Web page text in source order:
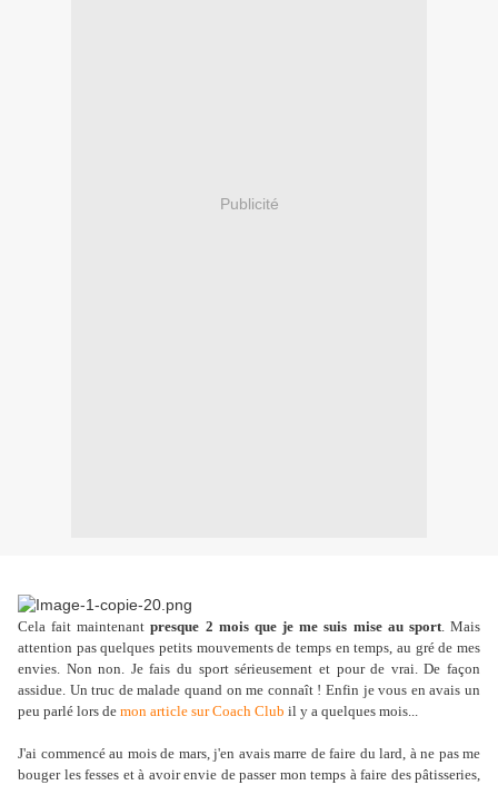
Publicité
Cela fait maintenantpresque 2 mois que je me suis mise au sport. Mais
attention pas quelques petits mouvements de temps en temps, au gré de mes
envies. Non non. Je fais du sport sérieusement et pour de vrai. De façon
assidue. Un truc de malade quand on me connaît ! Enfin je vous en avais un
peu parlé lors de mon article sur Coach Club il y a quelques mois...
J'ai commencé au mois de mars, j'en avais marre de faire du lard, à ne pas me
bouger les fesses et à avoir envie de passer mon temps à faire des pâtisseries,